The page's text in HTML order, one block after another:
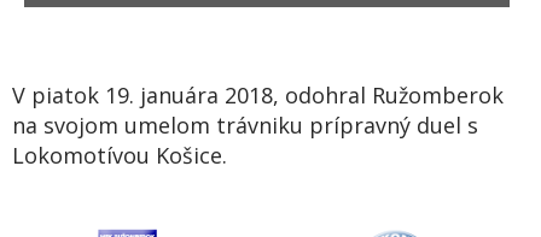
V piatok 19. januára 2018, odohral Ružomberok
na svojom umelom trávniku prípravný duel s
Lokomotívou Košice.